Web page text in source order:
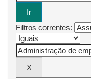
Filtros correntes: